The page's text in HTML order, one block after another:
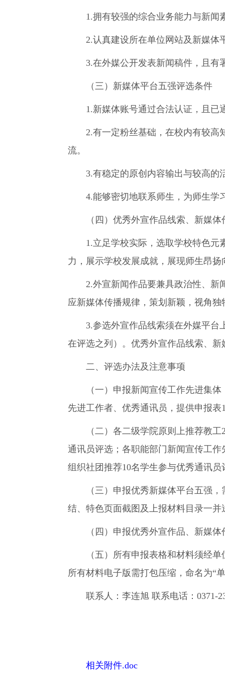
1.拥有较强的综合业务能力与新闻素
2.认真建设所在单位网站及新媒体
3.在外媒公开发表新闻稿件，且有
（三）新媒体平台五强评选条件
1.新媒体账号通过合法认证，且已
2.有一定粉丝基础，在校内有较高知
流。
3.有稳定的原创内容输出与较高的
4.能够密切地联系师生，为师生学
（四）优秀外宣作品线索、新媒体
1.立足学校实际，选取学校特色元素
力，展示学校发展成就，展现师生昂扬
2.外宣新闻作品要兼具政治性、新闻
应新媒体传播规律，策划新颖，视角
3.参选外宣作品线索须在外媒平台上
在评选之列）。优秀外宣作品线索、
二、评选办法及注意事项
（一）申报新闻宣传工作先进集体
先进工作者、优秀通讯员，提供申报
（二）各二级学院原则上推荐教工2
通讯员评选；各职能部门新闻宣传工
组织社团推荐10名学生参与优秀通讯员
（三）申报优秀新媒体平台五强，
结、特色页面截图及上报材料目录一并
（四）申报优秀外宣作品、新媒体
（五）所有申报表格和材料须经单位
所有材料电子版需打包压缩，命名为“
联系人：李连旭 联系电话：0371-
相关附件.doc